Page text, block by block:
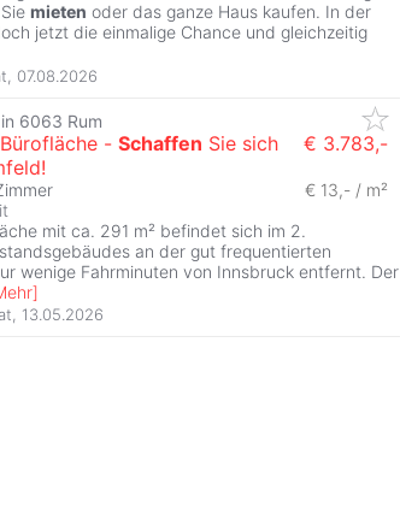
mieten oder das ganze Haus kaufen. In der
jetzt die einmalige Chance und gleichzeitig
07.08.2026
in 6063 Rum
- Schaffen Sie sich
€ 3.783,-
€ 13,- / m²
mit ca. 291 m² befindet sich im 2.
an der gut frequentierten
wenige Fahrminuten von Innsbruck entfernt. Der
]
13.05.2026